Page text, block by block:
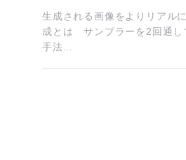
生成される画像をよりリアル
成とは サンプラーを2回通し
手法...